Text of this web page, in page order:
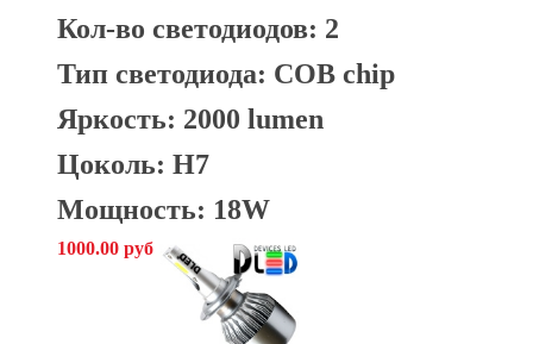
Кол-во светодиодов: 2
Тип светодиода: COB chip
Яркость: 2000 lumen
Цоколь: H7
Мощность: 18W
1000.00 руб